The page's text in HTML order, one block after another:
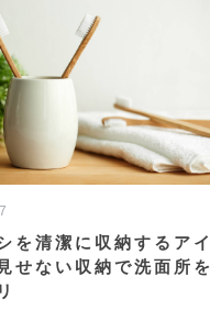
を清潔に収納するアイ
せない収納で洗面所を